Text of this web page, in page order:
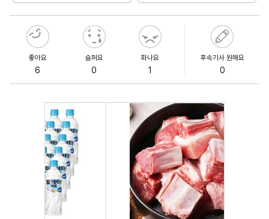
좋아요
6
슬퍼요
0
화나요
1
후속기사 원해요
0